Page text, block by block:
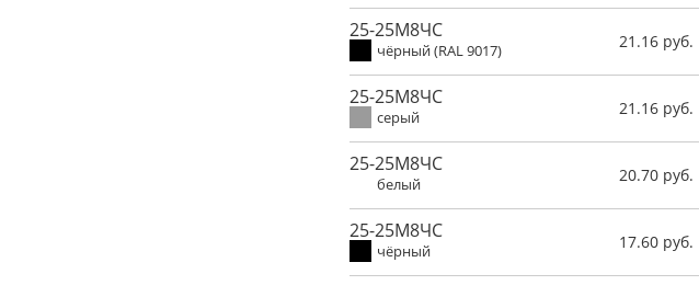
25-25М8ЧС
чёрный (RAL 9017) 21.16 руб.
25-25М8ЧС
серый 21.16 руб.
25-25М8ЧС
белый 20.70 руб.
25-25М8ЧС
чёрный 17.60 руб.